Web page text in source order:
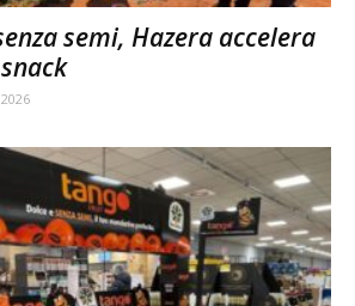
semi, Hazera accelera